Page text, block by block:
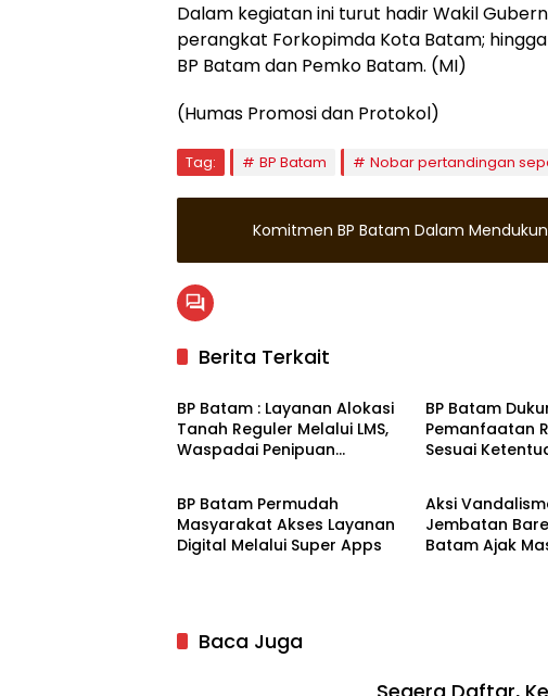
Dalam kegiatan ini turut hadir Wakil
perangkat Forkopimda Kota Batam;
BP Batam dan Pemko Batam. (MI)
(Humas Promosi dan Protokol)
Tag: BP Batam Nobar pertandingan
Komitmen BP Batam Dalam
Berita Terkait
Batam
BP Batam : Layanan Alokasi
Tanah Reguler Melalui LMS,
Waspadai Penipuan
BP Batam
Pemanfaatan
Sesuai
Batam
BP Batam Permudah
Masyarakat Akses Layanan
Digital Melalui Super Apps
Batam
Aksi
Jembatan
Batam Ajak
Baca Juga